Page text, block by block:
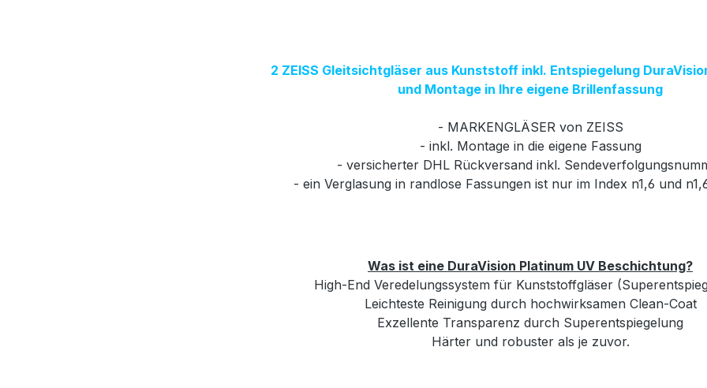
2 ZEISS Gleitsichtgläser aus Kunststoff inkl. Entspiegelung
und Montage in Ihre eigene Brillenfassung
- MARKENGLÄSER von ZEISS
- inkl. Montage in die eigene Fassung
- versicherter DHL Rückversand inkl.
- ein Verglasung in randlose Fassungen ist nur im Index n1,6 und
Was ist eine DuraVision Platinum UV Beschichtung?
High-End Veredelungssystem für Kunststoffgläser
Leichteste Reinigung durch hochwirksamen Clean-Coat
Exzellente Transparenz durch Superentspiegelung
Härter und robuster als je zuvor.